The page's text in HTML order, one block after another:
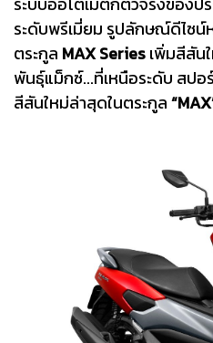
ระดับพรีเมี่ยม รูปลักษณ์ดีไซน์
ตระกูล MAX Seriesเพิ่มสีสัน
พันธุ์แม็กซ์...ที่เหนือระดับ สปอ
สีสันใหม่ล่าสุดในตระกูล